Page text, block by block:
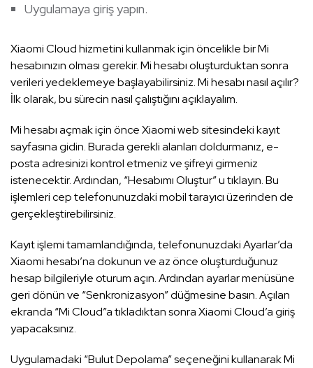
Uygulamaya giriş yapın.
Xiaomi Cloud hizmetini kullanmak için öncelikle bir Mi
hesabınızın olması gerekir. Mi hesabı oluşturduktan sonra
verileri yedeklemeye başlayabilirsiniz. Mi hesabı nasıl açılır?
İlk olarak, bu sürecin nasıl çalıştığını açıklayalım.
Mi hesabı açmak için önce Xiaomi web sitesindeki kayıt
sayfasına gidin. Burada gerekli alanları doldurmanız, e-
posta adresinizi kontrol etmeniz ve şifreyi girmeniz
istenecektir. Ardından, “Hesabımı Oluştur” u tıklayın. Bu
işlemleri cep telefonunuzdaki mobil tarayıcı üzerinden de
gerçekleştirebilirsiniz.
Kayıt işlemi tamamlandığında, telefonunuzdaki Ayarlar’da
Xiaomi hesabı’na dokunun ve az önce oluşturduğunuz
hesap bilgileriyle oturum açın. Ardından ayarlar menüsüne
geri dönün ve “Senkronizasyon” düğmesine basın. Açılan
ekranda “Mi Cloud”a tıkladıktan sonra Xiaomi Cloud’a giriş
yapacaksınız.
Uygulamadaki “Bulut Depolama” seçeneğini kullanarak Mi